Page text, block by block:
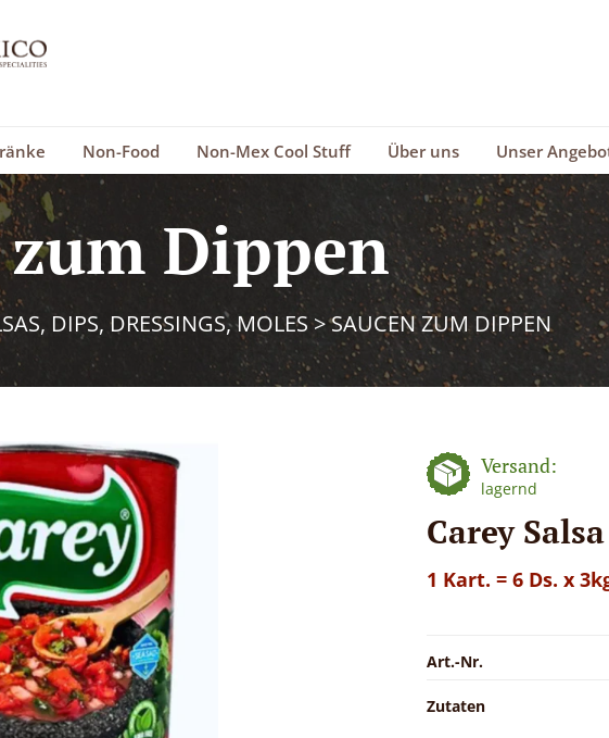
Non-Food Non-Mex Cool Stuff Über uns Unser
zum Dippen
DIPS, DRESSINGS, MOLES>SAUCEN ZUM DIPPEN
Versand:
lagernd
Carey
1 Kart. = 6 Ds. x
Art.-Nr.
Zutaten